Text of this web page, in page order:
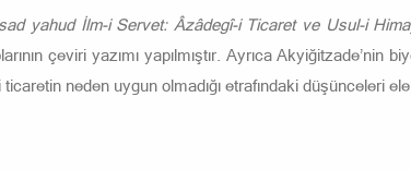
yahud İlm-i Servet: Âzâdegî-i Ticaret ve Usul-i
çeviri yazımı yapılmıştır. Ayrıca
neden uygun olmadığı etrafındaki düşünceleri ele